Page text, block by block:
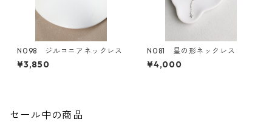
N098 ジルコニアネックレス
¥3,850
N081 星の形ネックレス
¥4,000
セール中の商品